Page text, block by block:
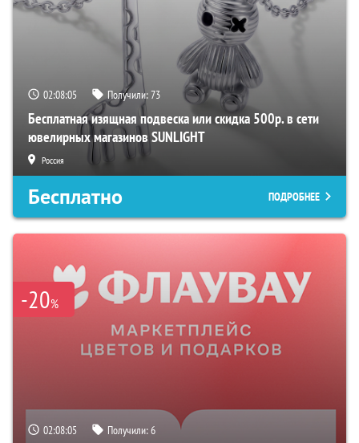
02:08:04 Получили:73
Бесплатная изящная подвеска или скидка 500р. в сети
ювелирных магазинов SUNLIGHT
Россия
Бесплатно ПОДРОБНЕЕ
-20%
02:08:04 Получили:6